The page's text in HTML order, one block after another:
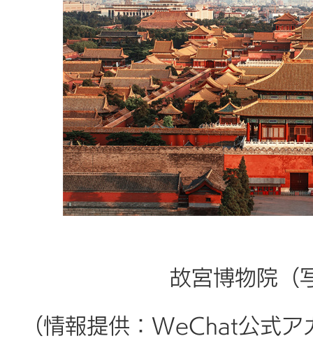
故宮博物院（
（情報提供：WeChat公式